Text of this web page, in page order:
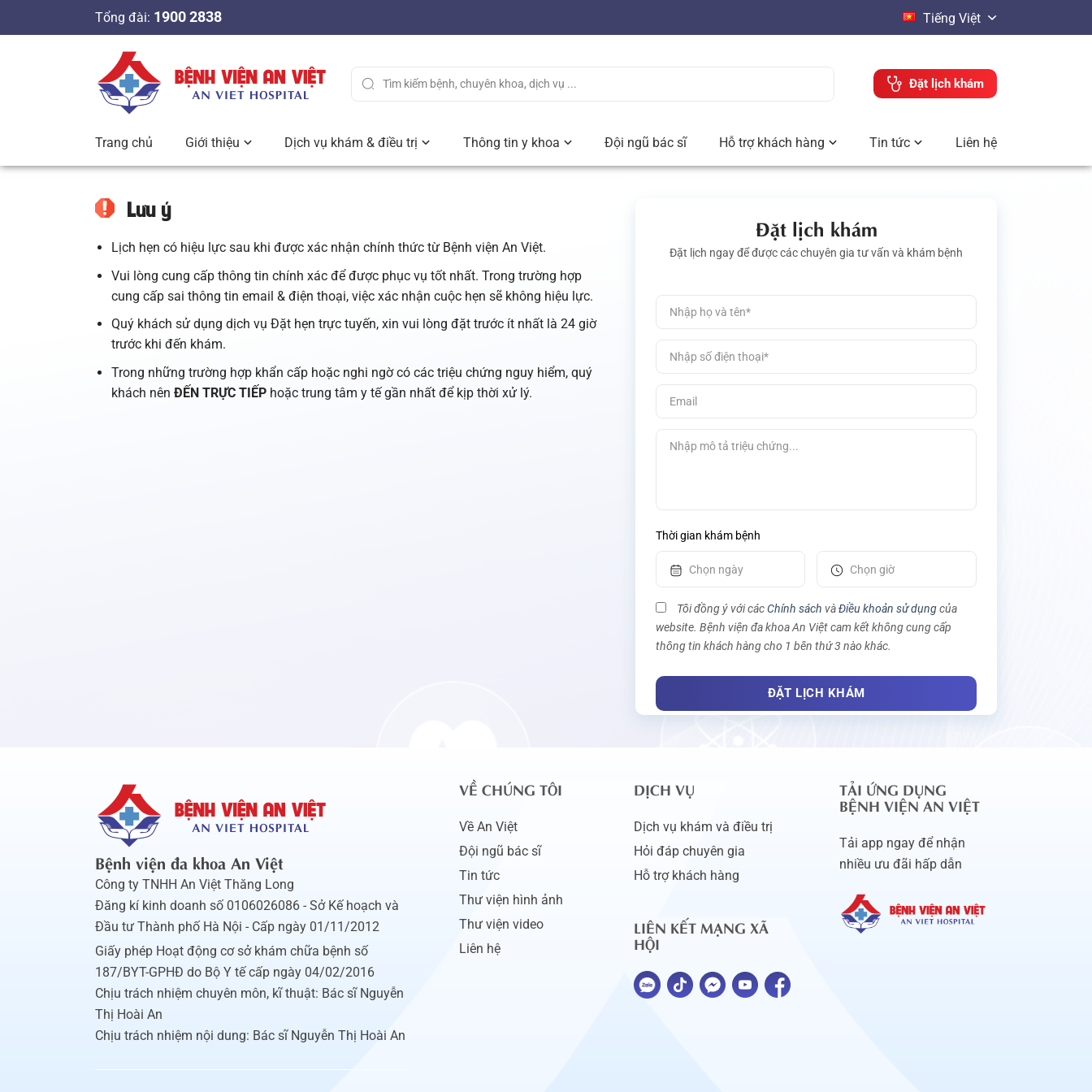
n
Tổng đài: 1900 2838 Tiếng Việt
Đặt lịch khám
Trang chủ Giới thiệu Dịch vụ khám & điều trị Thông tin y khoa Đội ngũ bác sĩ Hỗ trợ khách hàng Tin tức Liên hệ
Lưu ý
Lịch hẹn có hiệu lực sau khi được xác nhận chính thức từ Bệnh viện An Việt.
Vui lòng cung cấp thông tin chính xác để được phục vụ tốt nhất. Trong trường hợp
cung cấp sai thông tin email & điện thoại, việc xác nhận cuộc hẹn sẽ không hiệu lực.
Quý khách sử dụng dịch vụ Đặt hẹn trực tuyến, xin vui lòng đặt trước ít nhất là 24 giờ
trước khi đến khám.
Trong những trường hợp khẩn cấp hoặc nghi ngờ có các triệu chứng nguy hiểm, quý
khách nên ĐẾN TRỰC TIẾP hoặc trung tâm y tế gần nhất để kịp thời xử lý.
Đặt lịch khám
Đặt lịch ngay để được các chuyên gia tư vấn và khám bệnh
Thời gian khám bệnh
Tôi đồng ý với cácChính sách vàĐiều khoản sử dụngcủa
website. Bệnh viện đa khoa An Việt cam kết không cung cấp
thông tin khách hàng cho 1 bên thứ 3 nào khác.
Bệnh viện đa khoa An Việt
Công ty TNHH An Việt Thăng Long
Đăng kí kinh doanh số 0106026086 - Sở Kế hoạch và
Đầu tư Thành phố Hà Nội - Cấp ngày 01/11/2012
Giấy phép Hoạt động cơ sở khám chữa bệnh số
187/BYT-GPHĐ do Bộ Y tế cấp ngày 04/02/2016
Chịu trách nhiệm chuyên môn, kĩ thuật: Bác sĩ Nguyễn
Thị Hoài An
Chịu trách nhiệm nội dung: Bác sĩ Nguyễn Thị Hoài An
VỀ CHÚNG TÔI
Về An Việt
Đội ngũ bác sĩ
Tin tức
Thư viện hình ảnh
Thư viện video
Liên hệ
DỊCH VỤ
Dịch vụ khám và điều trị
Hỏi đáp chuyên gia
Hỗ trợ khách hàng
LIÊN KẾT MẠNG XÃ
HỘI
TẢI ỨNG DỤNG
BỆNH VIỆN AN VIỆT
Tải app ngay để nhận
nhiều ưu đãi hấp dẫn